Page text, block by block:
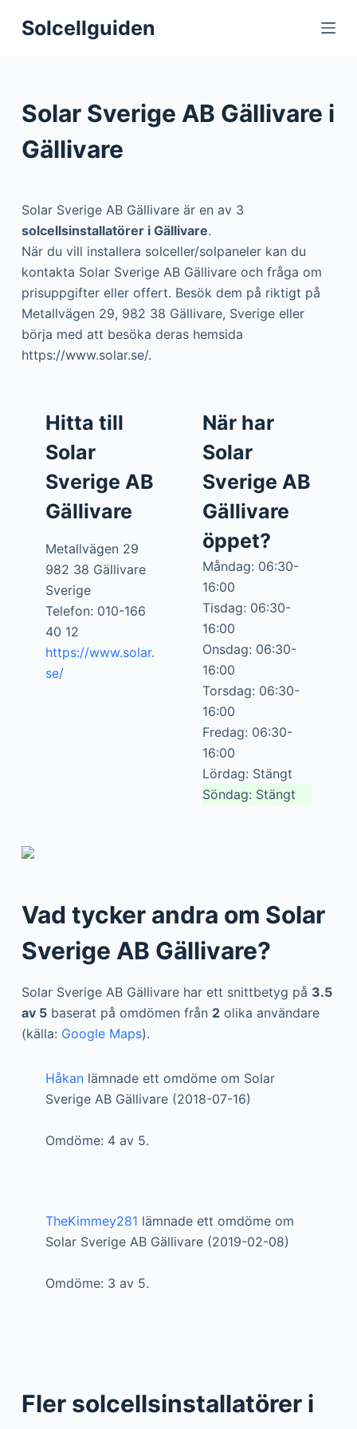
S
o
c
e
n
Solcellguiden
Solar Sverige AB Gällivare i
Gällivare
Solar Sverige AB Gällivare är en av 3
solcellsinstallatörer i Gällivare.
När du vill installera solceller/solpaneler kan du
kontakta Solar Sverige AB Gällivare och fråga om
prisuppgifter eller offert. Besök dem på riktigt på
Metallvägen 29, 982 38 Gällivare, Sverige eller
börja med att besöka deras hemsida
https://www.solar.se/.
Hitta till
Solar
Sverige AB
Gällivare
Metallvägen 29
982 38 Gällivare
Sverige
Telefon: 010-166
40 12
https://www.solar.
se/
När har
Solar
Sverige AB
Gällivare
öppet?
Måndag: 06:30-
16:00
Tisdag: 06:30-
16:00
Onsdag: 06:30-
16:00
Torsdag: 06:30-
16:00
Fredag: 06:30-
16:00
Lördag: Stängt
Söndag: Stängt
Vad tycker andra om Solar
Sverige AB Gällivare?
Solar Sverige AB Gällivare har ett snittbetyg på 3.5
av 5baserat på omdömen från 2olika användare
(källa: Google Maps).
Håkanlämnade ett omdöme om Solar
Sverige AB Gällivare (2018-07-16)
Omdöme: 4 av 5.
TheKimmey281 lämnade ett omdöme om
Solar Sverige AB Gällivare (2019-02-08)
Omdöme: 3 av 5.
Fler solcellsinstallatörer i